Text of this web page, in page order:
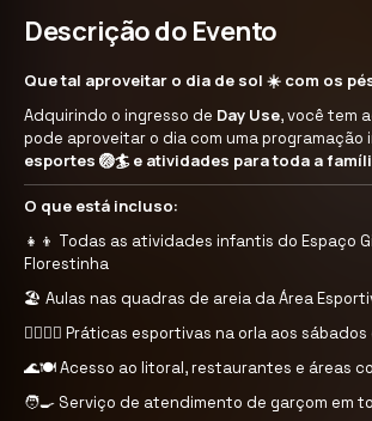
Descrição do Evento
Que tal aproveitar o dia de sol ☀️ com os
Adquirindo o ingresso de Day Use, você tem
pode aproveitar o dia com uma programação
esportes 🏐🏄 e atividades para toda a
O que está incluso:
👧👦 Todas as atividades infantis do Espaço
Florestinha
🏖️ Aulas nas quadras de areia da Área
🚶‍♀️🏃‍♂️ Práticas esportivas na orla aos
🌊🍽️ Acesso ao litoral, restaurantes e áreas
🧑‍🍳 Serviço de atendimento de garçom em